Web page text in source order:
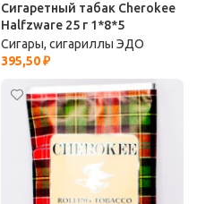
Сигаретный табак Cherokee
Halfzware 25 г 1*8*5
Сигары, сигариллы ЭДО
395,50₽